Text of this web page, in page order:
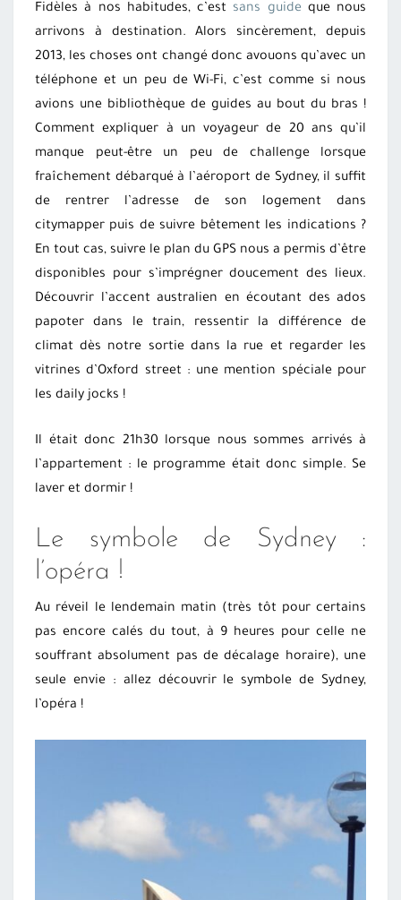
Fidèles à nos habitudes, c’est sans guide que nous
arrivons à destination. Alors sincèrement, depuis
2013, les choses ont changé donc avouons qu’avec un
téléphone et un peu de Wi-Fi, c’est comme si nous
avions une bibliothèque de guides au bout du bras !
Comment expliquer à un voyageur de 20 ans qu’il
manque peut-être un peu de challenge lorsque
fraîchement débarqué à l’aéroport de Sydney, il suffit
de rentrer l’adresse de son logement dans
citymapper puis de suivre bêtement les indications ?
En tout cas, suivre le plan du GPS nous a permis d’être
disponibles pour s’imprégner doucement des lieux.
Découvrir l’accent australien en écoutant des ados
papoter dans le train, ressentir la différence de
climat dès notre sortie dans la rue et regarder les
vitrines d’Oxford street : une mention spéciale pour
les daily jocks !
Il était donc 21h30 lorsque nous sommes arrivés à
l’appartement : le programme était donc simple. Se
laver et dormir !
Le symbole de Sydney :
l’opéra !
Au réveil le lendemain matin (très tôt pour certains
pas encore calés du tout, à 9 heures pour celle ne
souffrant absolument pas de décalage horaire), une
seule envie : allez découvrir le symbole de Sydney,
l’opéra !